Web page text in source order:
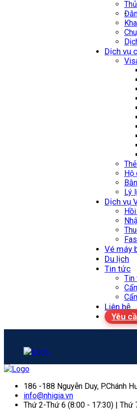
Dịch vụ
Hộ
Lý
Dịch vụ
Vé máy
Du lịch
Tin tức
Tin
Liên hệ
Yêu
186 -188 Nguyễn Duy, P.Chánh
info@nhigia.vn
Thứ 2-Thứ 6 (8:00 - 17:30) | Thứ